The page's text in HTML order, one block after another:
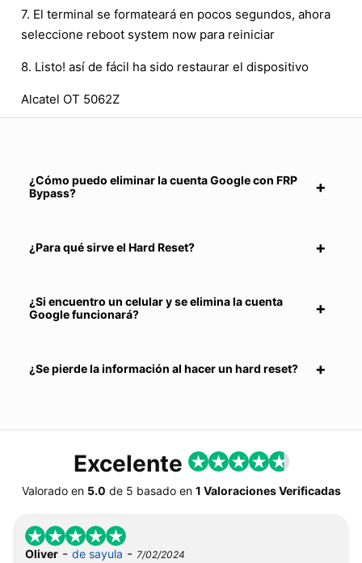
7. El terminal se formateará en pocos segundos, ahora
seleccione reboot system now para reiniciar
8. Listo! así de fácil ha sido restaurar el dispositivo
Alcatel OT 5062Z
¿Cómo puedo eliminar la cuenta Google con FRP
Bypass?
¿Para qué sirve el Hard Reset?
¿Si encuentro un celular y se elimina la cuenta
Google funcionará?
¿Se pierde la información al hacer un hard reset?
Excelente
Valorado en 5.0 de 5 basado en 1 Valoraciones Verificadas
Oliver - de sayula - 7/02/2024